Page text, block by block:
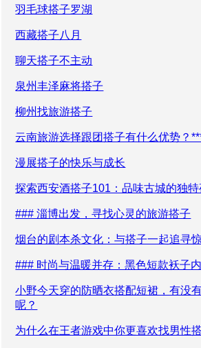
羽毛球搭子罗湖
西藏搭子八月
聊天搭子不主动
泉州丰泽麻将搭子
柳州找旅游搭子
云南旅游选择跟团搭子有什么优势？
漫展搭子的快乐与成长
探索西安酒搭子101：品味古城的独
### 淄博出发，寻找心灵的旅游搭子
烟台的剧本杀文化：与搭子一起追寻
### 时尚与温暖并存：黑色短款袄子
小野今天穿的防晒衣搭配短裙，有没
呢？
为什么在王者游戏中你更喜欢找男性